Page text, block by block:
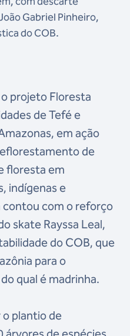
Gabriel Pinheiro,
do COB.
projeto Floresta
de Tefé e
em ação
de
floresta em
indígenas e
contou com o reforço
skate Rayssa Leal,
do COB, que
para o
qual é madrinha.
plantio de